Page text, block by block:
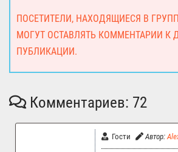
ПОСЕТИТЕЛИ, НАХОДЯЩИЕСЯ В
МОГУТ ОСТАВЛЯТЬ КОММЕНТАРИИ К
ПУБЛИКАЦИИ.
Комментариев: 72
Гости Автор: